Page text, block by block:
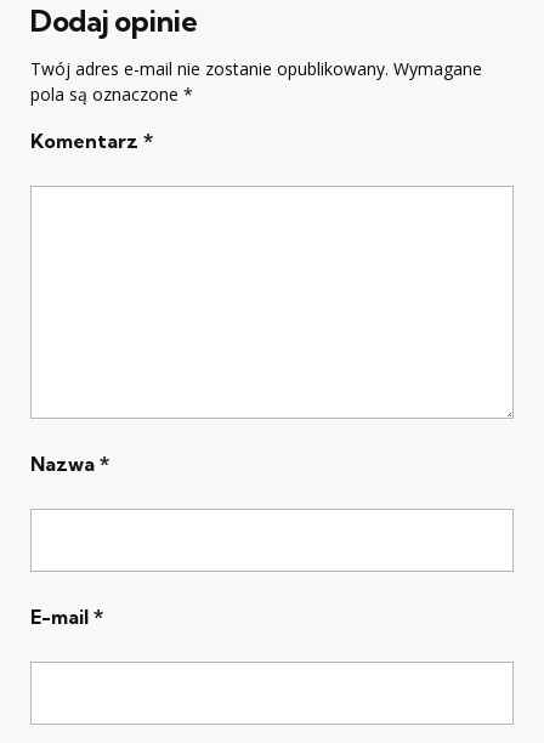
Dodaj opinie
Twój adres e-mail nie zostanie opublikowany. Wymagane
pola są oznaczone *
Komentarz *
Nazwa *
E-mail *